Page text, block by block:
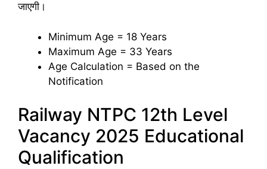
जाएगी।
Minimum Age = 18 Years
Maximum Age = 33 Years
Age Calculation = Based on the
Notification
Railway NTPC 12th Level
Vacancy 2025 Educational
Qualification